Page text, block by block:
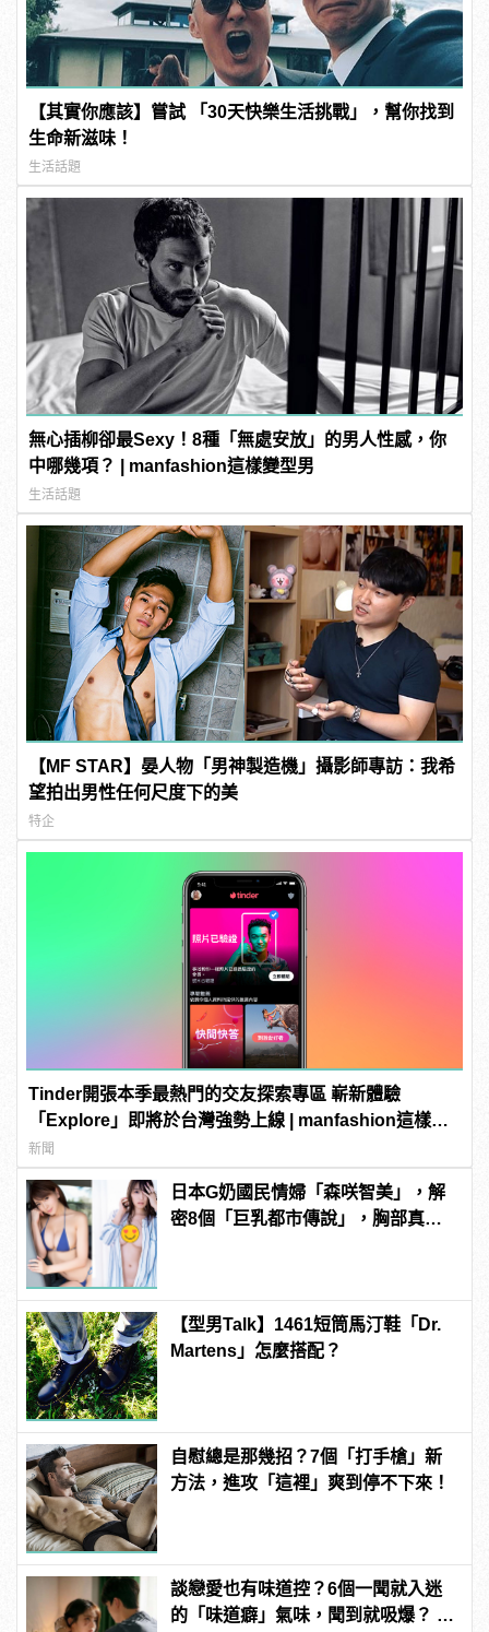
【其實你應該】嘗試 「30天快樂生活挑戰」，幫你找到
生命新滋味！
生活話題
無心插柳卻最Sexy！8種「無處安放」的男人性感，你
中哪幾項？ | manfashion這樣變型男
生活話題
【MF STAR】晏人物「男神製造機」攝影師專訪：我希
望拍出男性任何尺度下的美
特企
Tinder開張本季最熱門的交友探索專區 嶄新體驗
「Explore」即將於台灣強勢上線 | manfashion這樣變
型男
新聞
日本G奶國民情婦「森咲智美」，解
密8個「巨乳都市傳說」，胸部真能
【型男Talk】1461短筒馬汀鞋「Dr.
Martens」怎麼搭配？
自慰總是那幾招？7個「打手槍」新
方法，進攻「這裡」爽到停不下來！
談戀愛也有味道控？6個一聞就入迷
的「味道癖」氣味，聞到就吸爆？ |